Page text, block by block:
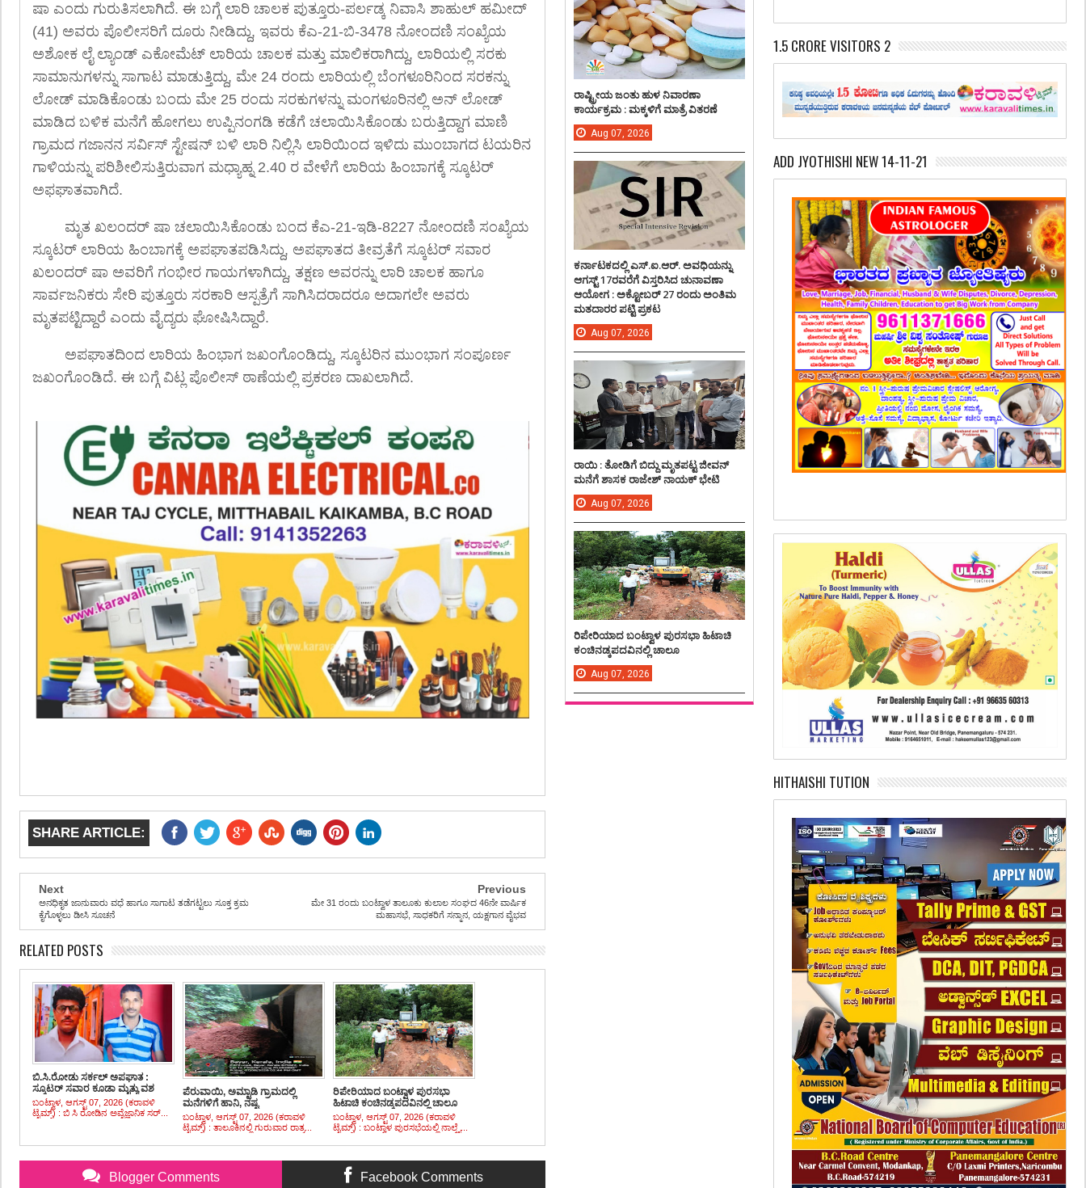
ಷಾ ಎಂದು ಗುರುತಿಸಲಾಗಿದೆ. ಈ ಬಗ್ಗೆ ಲಾರಿ ಚಾಲಕ ಪುತ್ತೂರು-ಪರ್ಲಡ್ಕ ನಿವಾಸಿ ಶಾಹುಲ್ ಹಮೀದ್
(41) ಅವರು ಪೊಲೀಸರಿಗೆ ದೂರು ನೀಡಿದ್ದು, ಇವರು ಕೆಎ-21-ಬಿ-3478 ನೋಂದಣಿ ಸಂಖ್ಯೆಯ
ಅಶೋಕ ಲೈ ಲ್ಯಾಂಡ್ ಎಕೋಮೆಟ್ ಲಾರಿಯ ಚಾಲಕ ಮತ್ತು ಮಾಲಿಕರಾಗಿದ್ದು, ಲಾರಿಯಲ್ಲಿ ಸರಕು
ಸಾಮಾನುಗಳನ್ನು ಸಾಗಾಟ ಮಾಡುತ್ತಿದ್ದು, ಮೇ 24 ರಂದು ಲಾರಿಯಲ್ಲಿ ಬೆಂಗಳೂರಿನಿಂದ ಸರಕನ್ನು
ಲೋಡ್ ಮಾಡಿಕೊಂಡು ಬಂದು ಮೇ 25 ರಂದು ಸರಕುಗಳನ್ನು ಮಂಗಳೂರಿನಲ್ಲಿ ಅನ್ ಲೋಡ್
ಮಾಡಿದ ಬಳಿಕ ಮನೆಗೆ ಹೋಗಲು ಉಪ್ಪಿನಂಗಡಿ ಕಡೆಗೆ ಚಲಾಯಿಸಿಕೊಂಡು ಬರುತ್ತಿದ್ದಾಗ ಮಾಣಿ
ಗ್ರಾಮದ ಗಜಾನನ ಸರ್ವಿಸ್ ಸ್ಟೇಷನ್ ಬಳಿ ಲಾರಿ ನಿಲ್ಲಿಸಿ ಲಾರಿಯಿಂದ ಇಳಿದು ಮುಂಬಾಗದ ಟಯರಿನ
ಗಾಳಿಯನ್ನು ಪರಿಶೀಲಿಸುತ್ತಿರುವಾಗ ಮಧ್ಯಾಹ್ನ 2.40 ರ ವೇಳೆಗೆ ಲಾರಿಯ ಹಿಂಬಾಗಕ್ಕೆ ಸ್ಕೂಟರ್
ಅಫಘಾತವಾಗಿದೆ.
ಮೃತ ಖಲಂದರ್ ಷಾ ಚಲಾಯಿಸಿಕೊಂಡು ಬಂದ ಕೆಎ-21-ಇಡಿ-8227 ನೋಂದಣಿ ಸಂಖ್ಯೆಯ
ಸ್ಕೂಟರ್ ಲಾರಿಯ ಹಿಂಬಾಗಕ್ಕೆ ಅಪಘಾತಪಡಿಸಿದ್ದು, ಅಪಘಾತದ ತೀವ್ರತೆಗೆ ಸ್ಕೂಟರ್ ಸವಾರ
ಖಲಂದರ್ ಷಾ ಅವರಿಗೆ ಗಂಭೀರ ಗಾಯಗಳಾಗಿದ್ದು, ತಕ್ಷಣ ಅವರನ್ನು ಲಾರಿ ಚಾಲಕ ಹಾಗೂ
ಸಾರ್ವಜನಿಕರು ಸೇರಿ ಪುತ್ತೂರು ಸರಕಾರಿ ಆಸ್ಪತ್ರೆಗೆ ಸಾಗಿಸಿದರಾದರೂ ಅದಾಗಲೇ ಅವರು
ಮೃತಪಟ್ಟಿದ್ದಾರೆ ಎಂದು ವೈದ್ಯರು ಘೋಷಿಸಿದ್ದಾರೆ.
ಅಪಘಾತದಿಂದ ಲಾರಿಯ ಹಿಂಭಾಗ ಜಖಂಗೊಂಡಿದ್ದು, ಸ್ಕೂಟರಿನ ಮುಂಭಾಗ ಸಂಪೂರ್ಣ
ಜಖಂಗೊಂಡಿದೆ. ಈ ಬಗ್ಗೆ ವಿಟ್ಲ ಪೊಲೀಸ್ ಠಾಣೆಯಲ್ಲಿ ಪ್ರಕರಣ ದಾಖಲಾಗಿದೆ.
SHARE ARTICLE:
Next
ಅನಧಿಕೃತ ಜಾನುವಾರು ವಧೆ ಹಾಗೂ ಸಾಗಾಟ ತಡೆಗಟ್ಟಲು ಸೂಕ್ತ ಕ್ರಮ
ಕೈಗೊಳ್ಳಲು ಡೀಸಿ ಸೂಚನೆ
Previous
ಮೇ 31 ರಂದು ಬಂಟ್ವಾಳ ತಾಲೂಕು ಕುಲಾಲ ಸಂಘದ 46ನೇ ವಾರ್ಷಿಕ
ಮಹಾಸಭೆ, ಸಾಧಕರಿಗೆ ಸನ್ಮಾನ, ಯಕ್ಷಗಾನ ವೈಭವ
RELATED POSTS
ಬಿ.ಸಿ.ರೋಡು ಸರ್ಕಲ್ ಅಪಘಾತ :
ಸ್ಕೂಟರ್ ಸವಾರ ಕೂಡಾ ಮೃತ್ಯು ವಶ
ಬಂಟ್ವಾಳ, ಆಗಸ್ಟ್ 07, 2026 (ಕರಾವಳಿ
ಟೈಮ್ಸ್) : ಬಿ ಸಿ ರೋಡಿನ ಅವೈಜ್ಞಾನಿಕ ಸರ್...
ಪೆರುವಾಯಿ, ಅಮ್ಟಾಡಿ ಗ್ರಾಮದಲ್ಲಿ
ಮನೆಗಳಿಗೆ ಹಾನಿ, ನಷ್ಟ
ಬಂಟ್ವಾಳ, ಆಗಸ್ಟ್ 07, 2026 (ಕರಾವಳಿ
ಟೈಮ್ಸ್) : ತಾಲೂಕಿನಲ್ಲಿ ಗುರುವಾರ ರಾತ್ರ...
ರಿಪೇರಿಯಾದ ಬಂಟ್ವಾಳ ಪುರಸಭಾ
ಹಿಟಾಚಿ ಕಂಚಿನಡ್ಕಪದವಿನಲ್ಲಿ ಚಾಲೂ
ಬಂಟ್ವಾಳ, ಆಗಸ್ಟ್ 07, 2026 (ಕರಾವಳಿ
ಟೈಮ್ಸ್) : ಬಂಟ್ವಾಳ ಪುರಸಭೆಯಲ್ಲಿ ನಾಲ್ಕೈ...
Blogger Comments Facebook Comments
1.5 CRORE VISITORS 2
ADD JYOTHISHI NEW 14-11-21
HITHAISHI TUTION
ರಾಷ್ಟ್ರೀಯ ಜಂತು ಹುಳ ನಿವಾರಣಾ
ಕಾರ್ಯಕ್ರಮ : ಮಕ್ಕಳಿಗೆ ಮಾತ್ರೆ ವಿತರಣೆ
Aug 07, 2026
ಕರ್ನಾಟಕದಲ್ಲಿ ಎಸ್.ಐ.ಆರ್. ಅವಧಿಯನ್ನು
ಆಗಸ್ಟ್ 17ರವರೆಗೆ ವಿಸ್ತರಿಸಿದ ಚುನಾವಣಾ
ಆಯೋಗ : ಅಕ್ಟೋಬರ್ 27 ರಂದು ಅಂತಿಮ
ಮತದಾರರ ಪಟ್ಟಿ ಪ್ರಕಟ
Aug 07, 2026
ರಾಯಿ : ತೋಡಿಗೆ ಬಿದ್ದು ಮೃತಪಟ್ಟ ಜೀವನ್
ಮನೆಗೆ ಶಾಸಕ ರಾಜೇಶ್ ನಾಯಕ್ ಭೇಟಿ
Aug 07, 2026
ರಿಪೇರಿಯಾದ ಬಂಟ್ವಾಳ ಪುರಸಭಾ ಹಿಟಾಚಿ
ಕಂಚಿನಡ್ಕಪದವಿನಲ್ಲಿ ಚಾಲೂ
Aug 07, 2026